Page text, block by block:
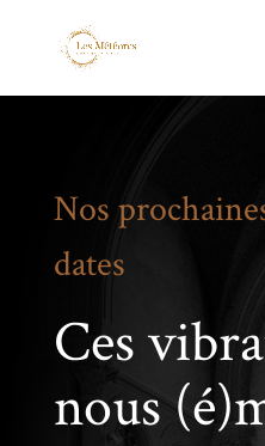
Nos
dates
Ces
nous